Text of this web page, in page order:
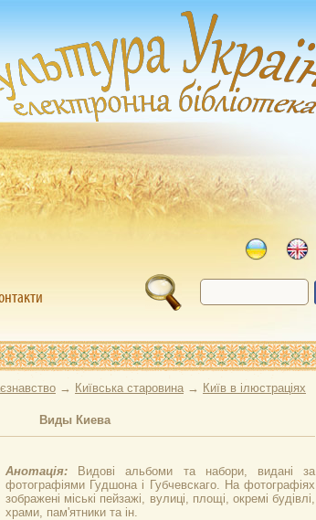
→ Київська старовина → Київ в ілюстраціях
Виды Киева
Анотація:
Видові альбоми та набори, видані за
фотографіями Гудшона і Губчевскаго. На фотографіях
зображені міські пейзажі, вулиці, площі, окремі будівлі,
храми, пам'ятники та ін.